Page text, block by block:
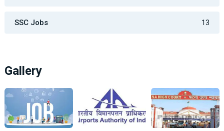
SSC Jobs 13
Gallery